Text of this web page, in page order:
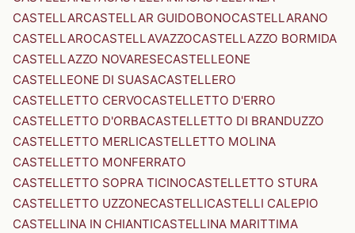
CASTELLARCASTELLAR GUIDOBONOCASTELLARANO
CASTELLAROCASTELLAVAZZOCASTELLAZZO BORMIDA
CASTELLAZZO NOVARESECASTELLEONE
CASTELLEONE DI SUASACASTELLERO
CASTELLETTO CERVOCASTELLETTO D'ERRO
CASTELLETTO D'ORBACASTELLETTO DI BRANDUZZO
CASTELLETTO MERLICASTELLETTO MOLINA
CASTELLETTO MONFERRATO
CASTELLETTO SOPRA TICINOCASTELLETTO STURA
CASTELLETTO UZZONECASTELLICASTELLI CALEPIO
CASTELLINA IN CHIANTICASTELLINA MARITTIMA